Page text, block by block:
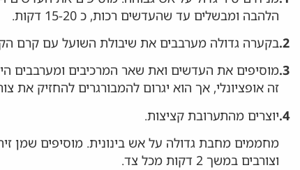
הלהבה ומבשלים עד שהעדשים רכות, כ 15-20 דקות.
2. בקערה גדולה מערבבים את שיבולת השועל עם קרם
3. מוסיפים את העדשים ואת שאר המרכיבים ומערבבים
זה אופציונלי, אך הוא יגרום להמבורגרים להחזיק את
4. יוצרים מהתערובת קציצות.
מחממים מחבת גדולה על אש בינונית. מוסיפים שמן
וצורבים במשך 2 דקות מכל צד.